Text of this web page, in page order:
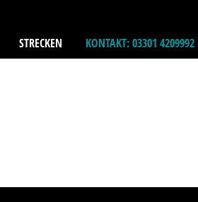
STRECKEN KONTAKT: 03301 4209992